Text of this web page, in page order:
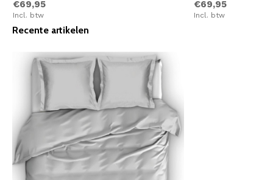
€69,95
Incl. btw
€69,95
Incl. btw
Recente artikelen